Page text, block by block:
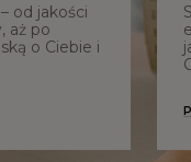
od jakości
aż po
o Ciebie i